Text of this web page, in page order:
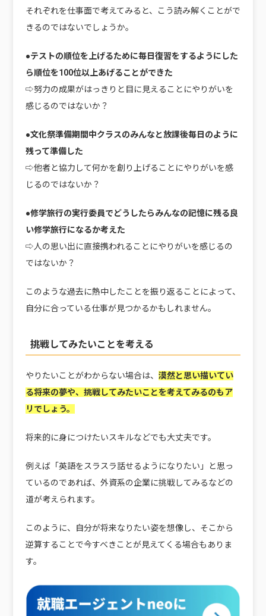
それぞれを仕事面で考えてみると、こう読み解くことがで
きるのではないでしょうか。
●テストの順位を上げるために毎日復習をするようにした
ら順位を100位以上あげることができた
⇨努力の成果がはっきりと目に見えることにやりがいを
感じるのではないか？
●文化祭準備期間中クラスのみんなと放課後毎日のように
残って準備した
⇨他者と協力して何かを創り上げることにやりがいを感
じるのではないか？
●修学旅行の実行委員でどうしたらみんなの記憶に残る良
い修学旅行になるか考えた
⇨人の思い出に直接携われることにやりがいを感じるの
ではないか？
このような過去に熱中したことを振り返ることによって、
自分に合っている仕事が見つかるかもしれません。
挑戦してみたいことを考える
やりたいことがわからない場合は、 漠然と思い描いてい
る将来の夢や、挑戦してみたいことを考えてみるのもア
リでしょう。
将来的に身につけたいスキルなどでも大丈夫です。
例えば「英語をスラスラ話せるようになりたい」と思っ
ているのであれば、外資系の企業に挑戦してみるなどの
道が考えられます。
このように、自分が将来なりたい姿を想像し、そこから
逆算することで今すべきことが見えてくる場合もありま
す。